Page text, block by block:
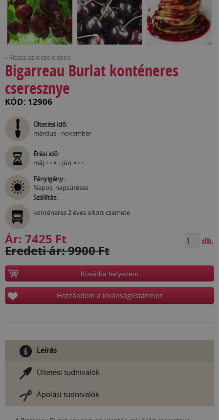
« Vissza az előző oldalra
Bigarreau Burlat konténeres
cseresznye
KÓD: 12906
Ültetési idő:
március - november
Érési idő:
máj ••• - jún •••
Fényigény:
Napos, napsütéses
Szállítás:
konténeres 2 éves oltott csemete
Ár: 7425 Ft
Eredeti ár: 9900 Ft
db.
Kosárba helyezem
Hozzáadom a kívánságlistámhoz
Leírás
Ültetési tudnivalók
Ápolási tudnivalók